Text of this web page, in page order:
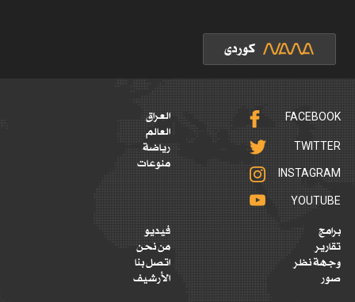
FACEBOOK
TWITTER
INSTAGRAM
YOUTUBE
العراق
العالم
رياضة
منوعات
برامج
تقارير
وجهة نظر
صور
فيديو
من نحن
اتصل بنا
الأرشيف